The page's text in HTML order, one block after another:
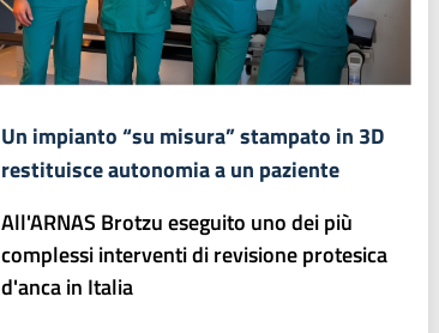
Un impianto “su misura” stampato in 3D
restituisce autonomia a un paziente
All'ARNAS Brotzu eseguito uno dei più
complessi interventi di revisione protesica
d'anca in Italia